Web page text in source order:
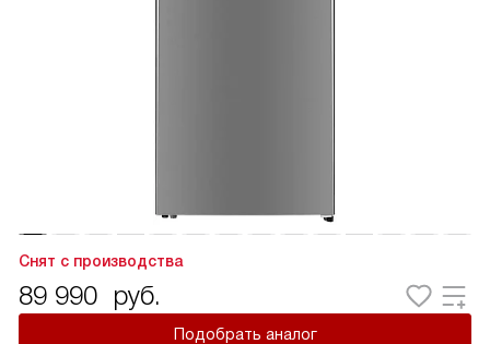
Снят с производства
89 990 руб.
Подобрать аналог